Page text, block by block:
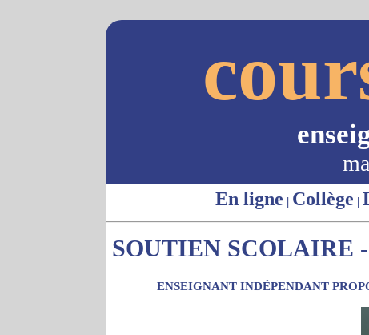
En ligne | Collège |
SOUTIEN SCOLAIRE
ENSEIGNANT INDÉPENDANT